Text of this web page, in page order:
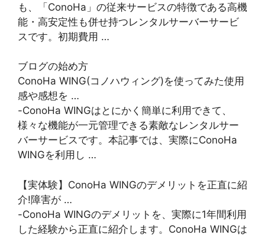
も、「ConoHa」の従来サービスの特徴である高機
能・高安定性も併せ持つレンタルサーバーサービ
スです。初期費用 …
ブログの始め方
ConoHa WING(コノハウィング)を使ってみた使用
感や感想を …
-ConoHa WINGはとにかく簡単に利用できて、
様々な機能が一元管理できる素敵なレンタルサー
バーサービスです。本記事では、実際にConoHa
WINGを利用し …
【実体験】ConoHa WINGのデメリットを正直に紹
介!障害が …
-ConoHa WINGのデメリットを、実際に1年間利用
した経験から正直に紹介します。ConoHa WINGは